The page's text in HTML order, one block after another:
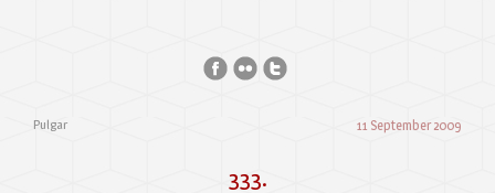
Pulgar 11 September 2009
333.